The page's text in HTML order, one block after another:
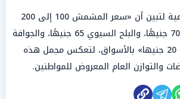
وجاءت القوائم الختامية لتبين أن «سعر المشمش 100 إلى 200
جنيه، والبلح البرحي 70 جنيهًا، والبلح السيوي 65 جنيهًا، والجوافة
15 إلى 25 والفراولة 20 جنيها» بالأسواق، لتعكس مجمل هذه
والتوازن العام المعروض للمواطنين.